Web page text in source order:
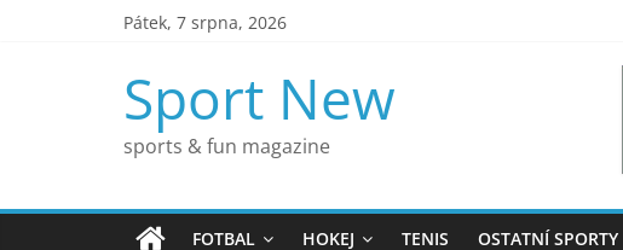
Pátek, 7 srpna, 2026
Sport New
sports & fun magazine
FOTBAL HOKEJ TENIS OSTATNÍ SPORTY